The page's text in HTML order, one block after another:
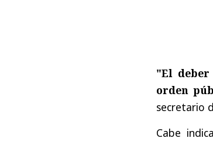
"El
orden
secretario
Cabe